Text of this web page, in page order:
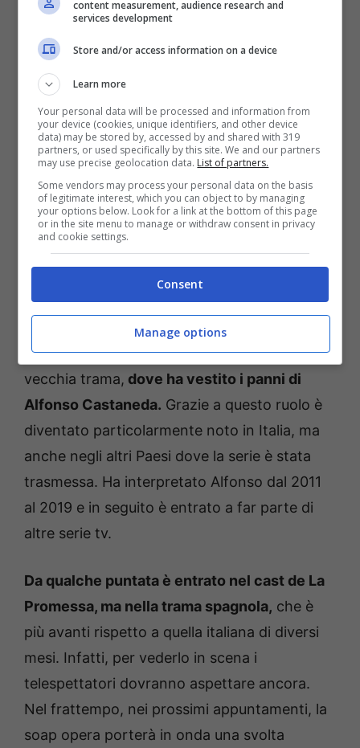
La Promessa, chi è il nuovo personaggio: entra in scena
l’attore de Il Segreto (Foto Instagram @fercoronado_)
salussolanews.it
Si tratta di Fernando Coronado, attore che il
pubblico ha avuto modo di seguire e di
apprezzare ne Il Segreto. I telespettatori
italiani lo ricorderanno sicuramente nella
vecchia trama, dove ha vestito i panni di
Alfonso Castaneda. Grazie a questo ruolo è
diventato particolarmente noto in Italia, ma
anche negli altri Paesi dove la serie è stata
trasmessa. Ha interpretato Alfonso dal 2011
al 2019 e in seguito è entrato a far parte di
altre serie tv.
Da qualche puntata è entrato nel cast de La
Promessa, ma nella trama spagnola, che è
più avanti rispetto a quella italiana di diversi
mesi. Infatti, per vederlo in scena i
telespettatori dovranno aspettare ancora.
Nel frattempo, nei prossimi appuntamenti, la
soap opera porterà in onda una svolta
content measurement, audience research and
services development
Store and/or access information on a device
Learn more
Your personal data will be processed and information from
your device (cookies, unique identifiers, and other device
data) may be stored by, accessed by and shared with 319
partners, or used specifically by this site. We and our partners
may use precise geolocation data. List of partners.
Some vendors may process your personal data on the basis
of legitimate interest, which you can object to by managing
your options below. Look for a link at the bottom of this page
or in the site menu to manage or withdraw consent in privacy
and cookie settings.
Consent
Manage options